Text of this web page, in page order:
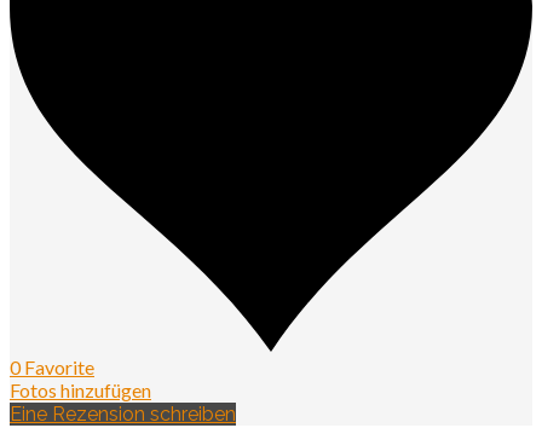
0 Favorite
Fotos hinzufügen
Eine Rezension schreiben